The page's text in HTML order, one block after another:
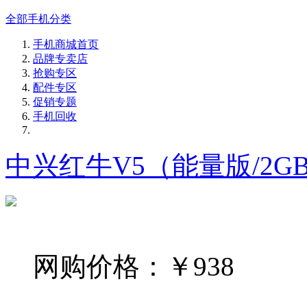
全部手机分类
手机商城首页
品牌专卖店
抢购专区
配件专区
促销专题
手机回收
中兴红牛V5（能量版/
网购价格：
￥938